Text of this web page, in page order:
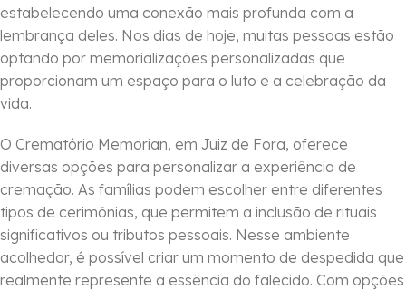
estabelecendo uma conexão mais profunda com a
lembrança deles. Nos dias de hoje, muitas pessoas estão
optando por memorializações personalizadas que
proporcionam um espaço para o luto e a celebração da
vida.
O Crematório Memorian, em Juiz de Fora, oferece
diversas opções para personalizar a experiência de
cremação. As famílias podem escolher entre diferentes
tipos de cerimônias, que permitem a inclusão de rituais
significativos ou tributos pessoais. Nesse ambiente
acolhedor, é possível criar um momento de despedida que
realmente represente a essência do falecido. Com opções